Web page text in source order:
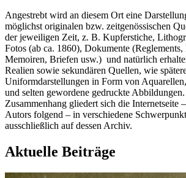
Angestrebt wird an diesem Ort eine
möglichst originalen bzw. zeitgenössischen
der jeweiligen Zeit, z. B. Kupferstiche,
Fotos (ab ca. 1860), Dokumente
Memoiren, Briefen usw.) und natürlich
Realien sowie sekundären Quellen, wie
Uniformdarstellungen in Form von
und selten gewordene gedruckte
Zusammenhang gliedert sich die Internetseite
Autors folgend – in verschiedene
ausschließlich auf dessen Archiv.
Aktuelle Beiträge